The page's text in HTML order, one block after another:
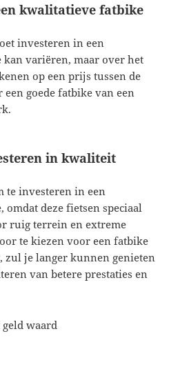
kwalitatieve fatbike
investeren in een
variëren, maar over het
op een prijs tussen de
een goede fatbike van een
in kwaliteit
te investeren in een
deze fietsen speciaal
ruig terrein en extreme
te kiezen voor een fatbike
zul je langer kunnen genieten
van betere prestaties en